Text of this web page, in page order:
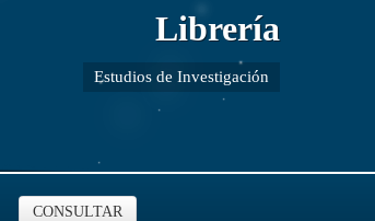
Librería
Estudios de Investigación
CONSULTAR